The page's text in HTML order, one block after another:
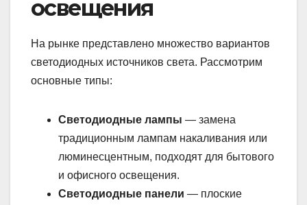
освещения
На рынке представлено множество вариантов
светодиодных источников света. Рассмотрим
основные типы:
Светодиодные лампы — замена
традиционным лампам накаливания или
люминесцентным, подходят для бытового
и офисного освещения.
Светодиодные панели — плоские